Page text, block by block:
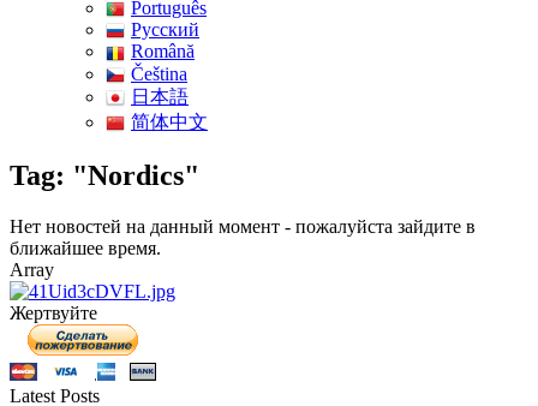
Português
Pусский
Română
Čeština
日本語
简体中文
Tag: "Nordics"
Нет новостей на данный момент - пожалуйста зайдите в
ближайшее время.
Array
Жертвуйте
Latest Posts